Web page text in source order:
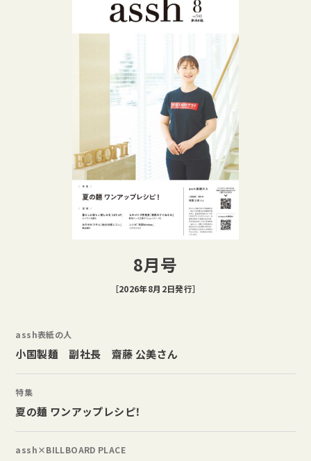
8月号
［2026年8月2日発行］
assh表紙の人
小国製麺 副社長 齋藤 公美さん
特集
夏の麺 ワンアップレシピ！
assh×BILLBOARD PLACE